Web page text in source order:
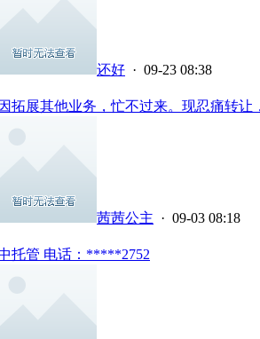
还好 · 09-23 08:38
拓展其他业务，忙不过来。现忍痛转让
茜茜公主 · 09-03 08:18
托管 电话：*****2752